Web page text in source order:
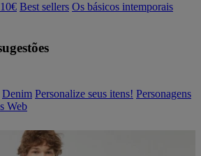
Best sellers Os básicos intemporais
Denim Personalize seus itens! Personagens
Web